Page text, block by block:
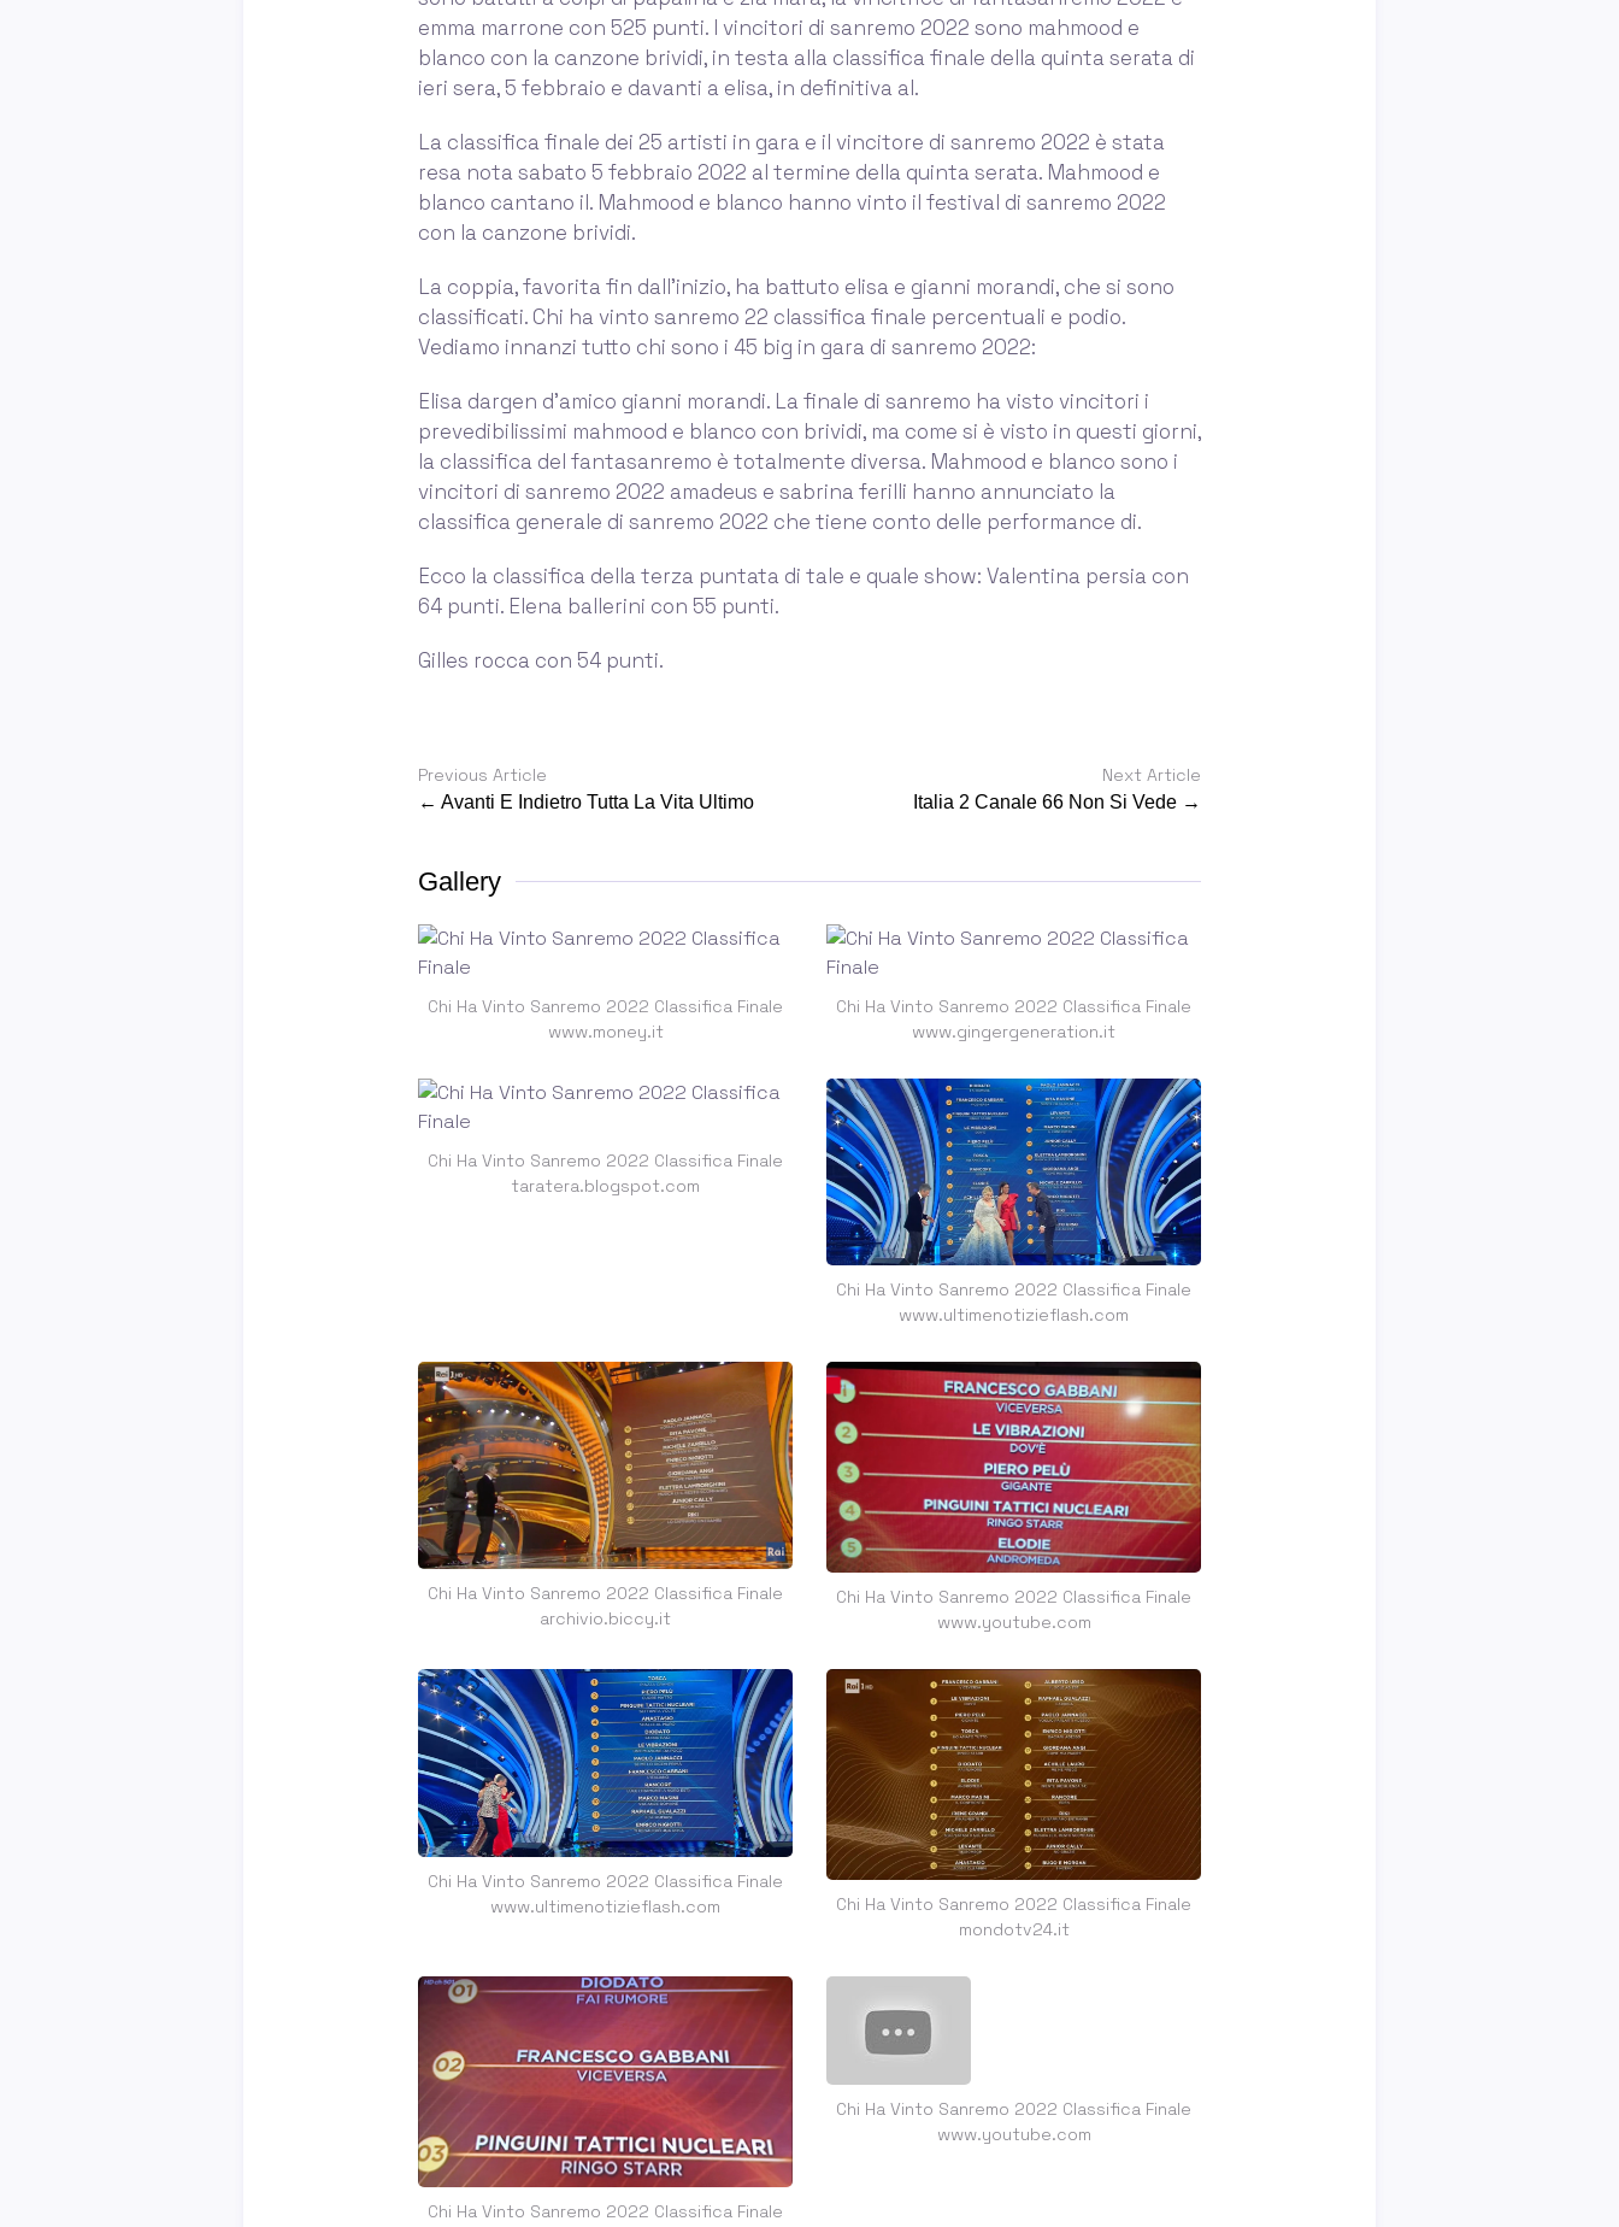
emma marrone con 525 punti. I vincitori di sanremo 2022 sono mahmood e
blanco con la canzone brividi, in testa alla classifica finale della quinta serata di
ieri sera, 5 febbraio e davanti a elisa, in definitiva al.
La classifica finale dei 25 artisti in gara e il vincitore di sanremo 2022 è stata
resa nota sabato 5 febbraio 2022 al termine della quinta serata. Mahmood e
blanco cantano il. Mahmood e blanco hanno vinto il festival di sanremo 2022
con la canzone brividi.
La coppia, favorita fin dall'inizio, ha battuto elisa e gianni morandi, che si sono
classificati. Chi ha vinto sanremo 22 classifica finale percentuali e podio.
Vediamo innanzi tutto chi sono i 45 big in gara di sanremo 2022:
Elisa dargen d’amico gianni morandi. La finale di sanremo ha visto vincitori i
prevedibilissimi mahmood e blanco con brividi, ma come si è visto in questi giorni,
la classifica del fantasanremo è totalmente diversa. Mahmood e blanco sono i
vincitori di sanremo 2022 amadeus e sabrina ferilli hanno annunciato la
classifica generale di sanremo 2022 che tiene conto delle performance di.
Ecco la classifica della terza puntata di tale e quale show: Valentina persia con
64 punti. Elena ballerini con 55 punti.
Gilles rocca con 54 punti.
Previous Article
← Avanti E Indietro Tutta La Vita Ultimo
Next Article
Italia 2 Canale 66 Non Si Vede →
Gallery
Chi Ha Vinto Sanremo 2022 Classifica Finale
www.money.it
Chi Ha Vinto Sanremo 2022 Classifica Finale
www.gingergeneration.it
Chi Ha Vinto Sanremo 2022 Classifica Finale
taratera.blogspot.com
Chi Ha Vinto Sanremo 2022 Classifica Finale
www.ultimenotizieflash.com
Chi Ha Vinto Sanremo 2022 Classifica Finale
archivio.biccy.it
Chi Ha Vinto Sanremo 2022 Classifica Finale
www.youtube.com
Chi Ha Vinto Sanremo 2022 Classifica Finale
www.ultimenotizieflash.com
Chi Ha Vinto Sanremo 2022 Classifica Finale
mondotv24.it
Chi Ha Vinto Sanremo 2022 Classifica Finale
Chi Ha Vinto Sanremo 2022 Classifica Finale
www.youtube.com